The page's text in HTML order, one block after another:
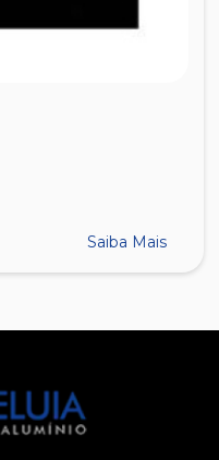
Saiba Mais